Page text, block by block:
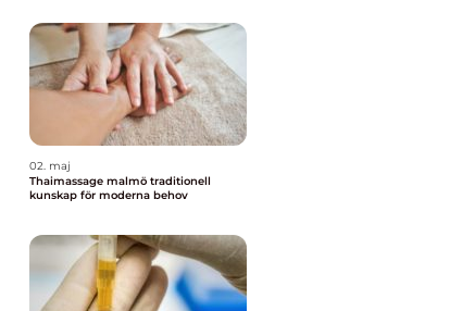
02. maj
Thaimassage malmö traditionell
kunskap för moderna behov